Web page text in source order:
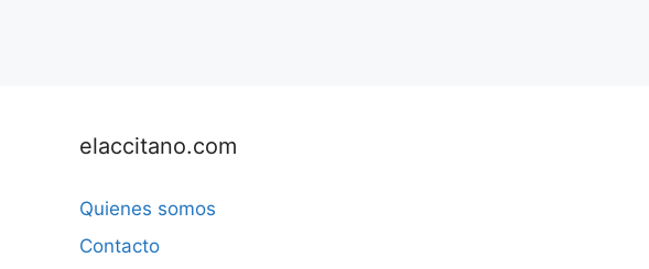
elaccitano.com
Quienes somos
Contacto